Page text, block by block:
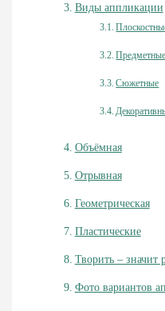
Виды аппликации
Предметные
Сюжетные
Объёмная
Отрывная
Геометрическая
Пластические
Творить – значит
Фото вариантов